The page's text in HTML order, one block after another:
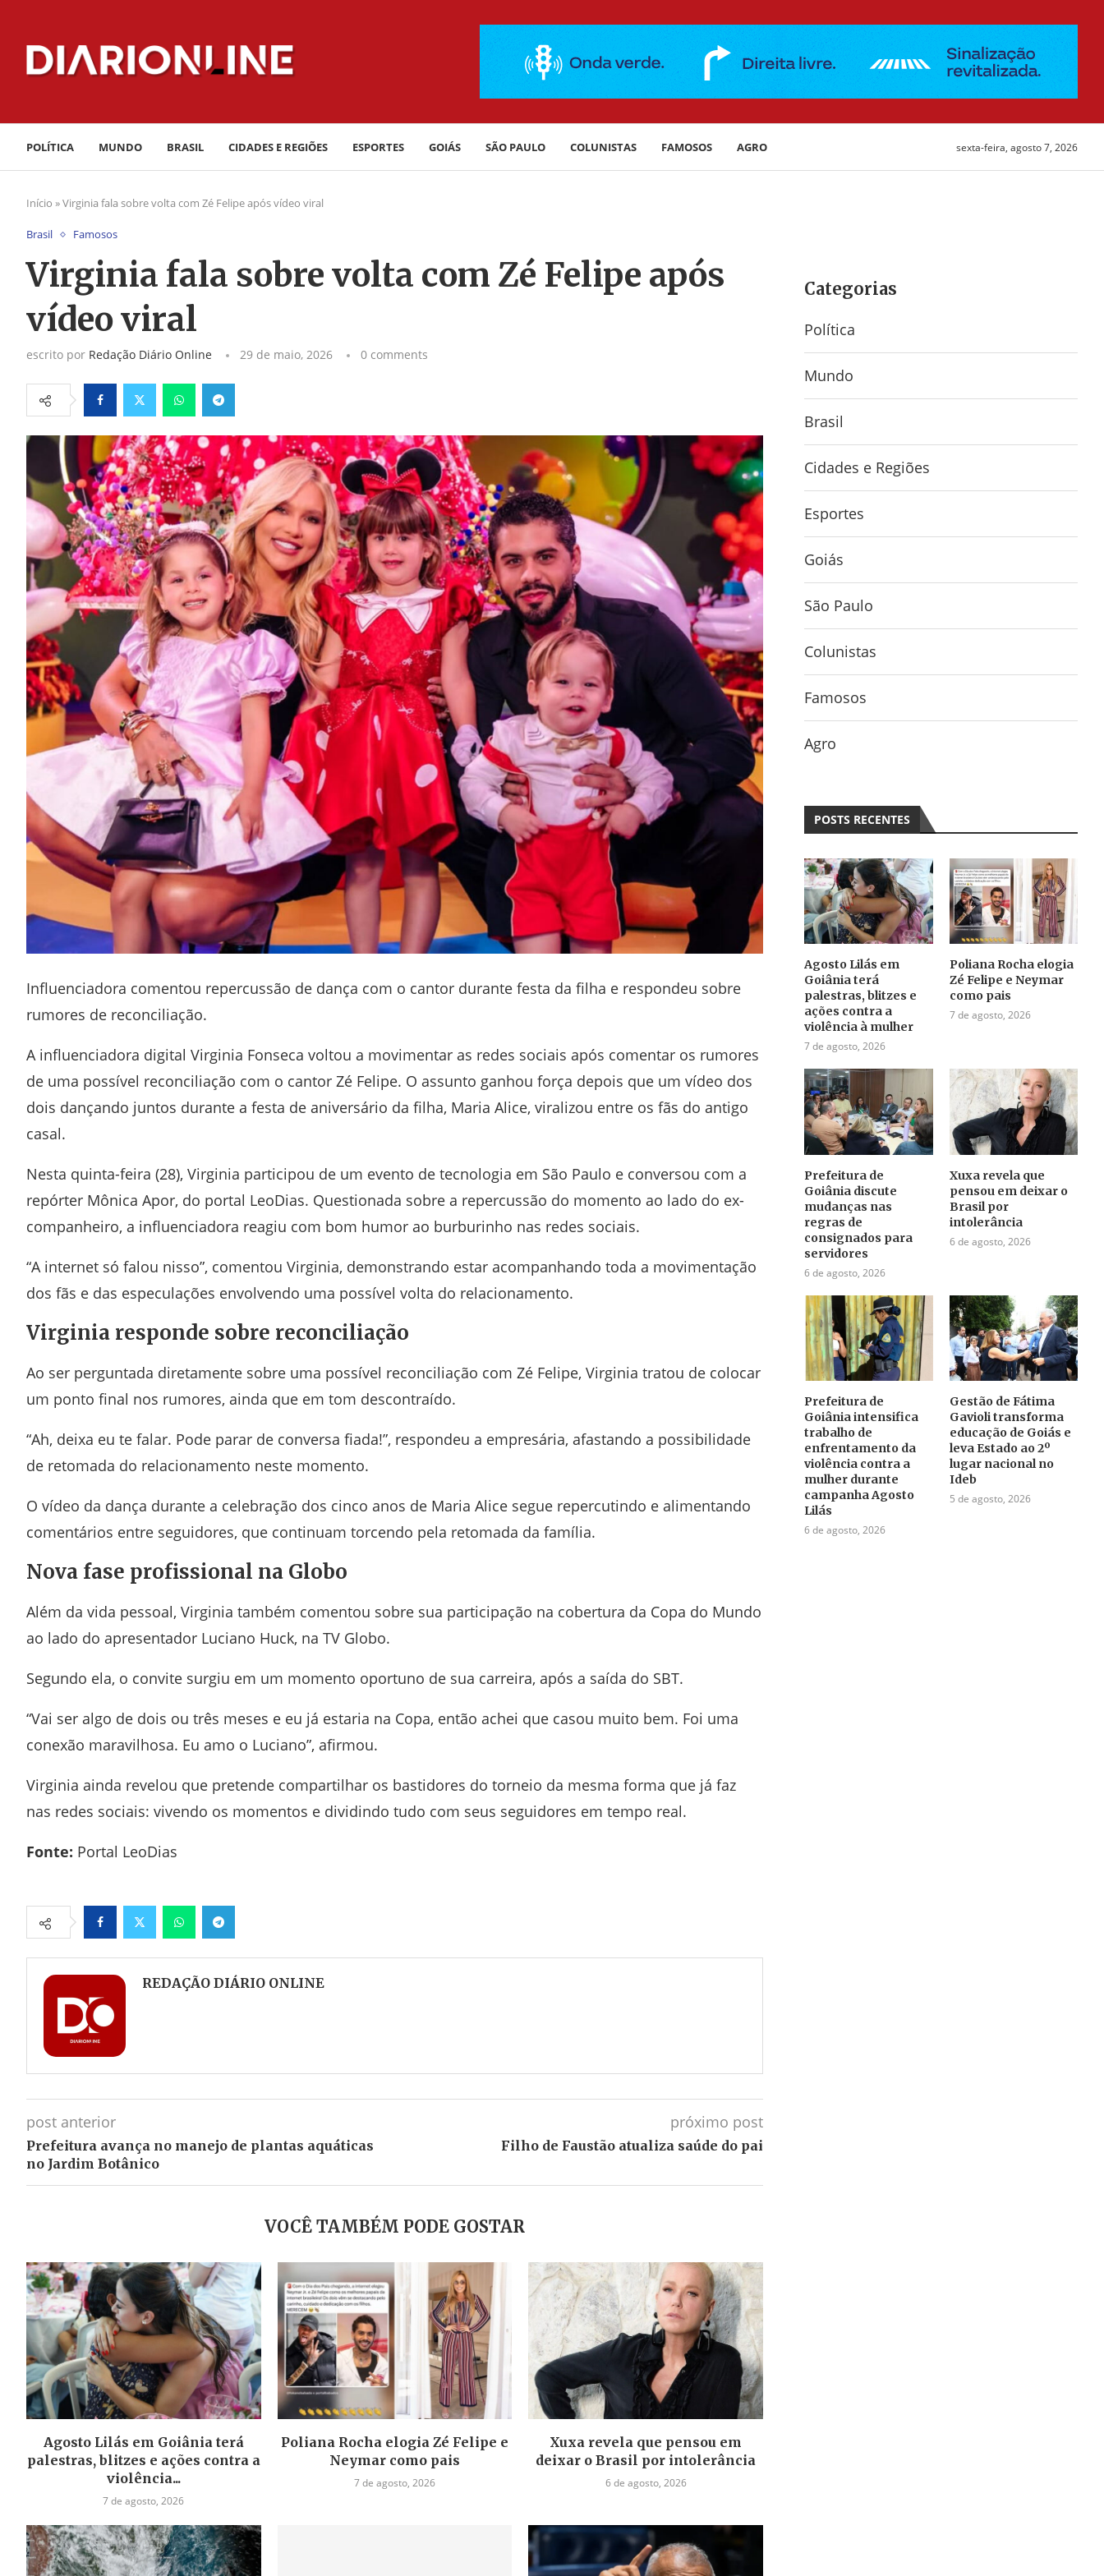
POLÍTICA MUNDO BRASIL CIDADES E REGIÕES ESPORTES GOIÁS SÃO PAULO COLUNISTAS FAMOSOS AGRO sexta-feira, agosto 7, 2026
Início »Virginia fala sobre volta com Zé Felipe após vídeo viral
Brasil Famosos
Virginia fala sobre volta com Zé Felipe após
vídeo viral
escrito por Redação Diário Online 29 de maio, 2026 0 comments
FacebookTwitter WhatsappTelegram
Influenciadora comentou repercussão de dança com o cantor durante festa da filha e respondeu sobre
rumores de reconciliação.
A influenciadora digital Virginia Fonseca voltou a movimentar as redes sociais após comentar os rumores
de uma possível reconciliação com o cantor Zé Felipe. O assunto ganhou força depois que um vídeo dos
dois dançando juntos durante a festa de aniversário da filha, Maria Alice, viralizou entre os fãs do antigo
casal.
Nesta quinta-feira (28), Virginia participou de um evento de tecnologia em São Paulo e conversou com a
repórter Mônica Apor, do portal LeoDias. Questionada sobre a repercussão do momento ao lado do ex-
companheiro, a influenciadora reagiu com bom humor ao burburinho nas redes sociais.
“A internet só falou nisso”, comentou Virginia, demonstrando estar acompanhando toda a movimentação
dos fãs e das especulações envolvendo uma possível volta do relacionamento.
Virginia responde sobre reconciliação
Ao ser perguntada diretamente sobre uma possível reconciliação com Zé Felipe, Virginia tratou de colocar
um ponto final nos rumores, ainda que em tom descontraído.
“Ah, deixa eu te falar. Pode parar de conversa fiada!”, respondeu a empresária, afastando a possibilidade
de retomada do relacionamento neste momento.
O vídeo da dança durante a celebração dos cinco anos de Maria Alice segue repercutindo e alimentando
comentários entre seguidores, que continuam torcendo pela retomada da família.
Nova fase profissional na Globo
Além da vida pessoal, Virginia também comentou sobre sua participação na cobertura da Copa do Mundo
ao lado do apresentador Luciano Huck, na TV Globo.
Segundo ela, o convite surgiu em um momento oportuno de sua carreira, após a saída do SBT.
“Vai ser algo de dois ou três meses e eu já estaria na Copa, então achei que casou muito bem. Foi uma
conexão maravilhosa. Eu amo o Luciano”, afirmou.
Virginia ainda revelou que pretende compartilhar os bastidores do torneio da mesma forma que já faz
nas redes sociais: vivendo os momentos e dividindo tudo com seus seguidores em tempo real.
Fonte: Portal LeoDias
FacebookTwitter WhatsappTelegram
REDAÇÃO DIÁRIO ONLINE
post anterior
Prefeitura avança no manejo de plantas aquáticas
no Jardim Botânico
próximo post
Filho de Faustão atualiza saúde do pai
VOCÊ TAMBÉM PODE GOSTAR
Agosto Lilás em Goiânia terá
palestras, blitzes e ações contra a
violência...
7 de agosto, 2026
Poliana Rocha elogia Zé Felipe e
Neymar como pais
7 de agosto, 2026
Xuxa revela que pensou em
deixar o Brasil por intolerância
6 de agosto, 2026
Categorias
Política
Mundo
Brasil
Cidades e Regiões
Esportes
Goiás
São Paulo
Colunistas
Famosos
Agro
POSTS RECENTES
Agosto Lilás em
Goiânia terá
palestras, blitzes e
ações contra a
violência à mulher
7 de agosto, 2026
Poliana Rocha elogia
Zé Felipe e Neymar
como pais
7 de agosto, 2026
Prefeitura de
Goiânia discute
mudanças nas
regras de
consignados para
servidores
6 de agosto, 2026
Xuxa revela que
pensou em deixar o
Brasil por
intolerância
6 de agosto, 2026
Prefeitura de
Goiânia intensifica
trabalho de
enfrentamento da
violência contra a
mulher durante
campanha Agosto
Lilás
6 de agosto, 2026
Gestão de Fátima
Gavioli transforma
educação de Goiás e
leva Estado ao 2º
lugar nacional no
Ideb
5 de agosto, 2026